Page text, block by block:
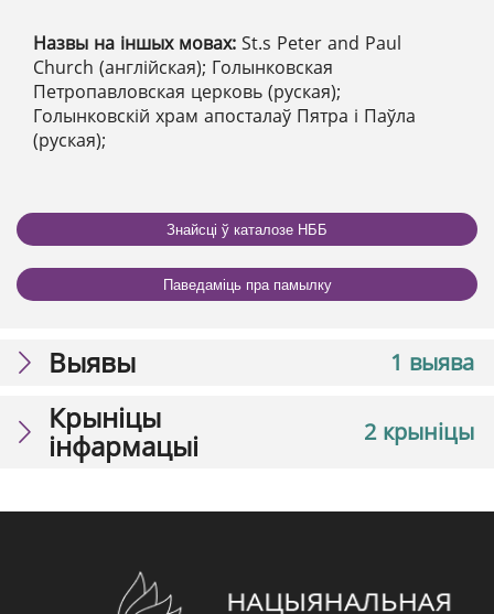
Назвы на іншых мовах: St.s Peter and Paul
Church (англійская); Голынковская
Петропавловская церковь (руская);
Голынковскій храм апосталаў Пятра і Паўла
(руская);
Знайсці ў каталозе НББ
Паведаміць пра памылку
1 выява
Выявы
2 крыніцы
Крыніцы
інфармацыі